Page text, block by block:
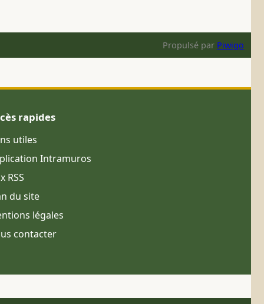
Propulsé par Piwigo
rapides
utiles
Intramuros
RSS
du site
légales
contacter